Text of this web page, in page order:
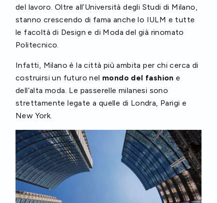
del lavoro. Oltre all’Università degli Studi di Milano,
stanno crescendo di fama anche lo IULM e tutte
le facoltà di Design e di Moda del già rinomato
Politecnico.
Infatti, Milano è la città più ambita per chi cerca di
costruirsi un futuro nel mondo del fashion e
dell’alta moda. Le passerelle milanesi sono
strettamente legate a quelle di Londra, Parigi e
New York.